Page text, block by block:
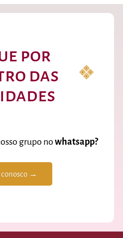
por
das
grupo no whatsapp?
conosco →